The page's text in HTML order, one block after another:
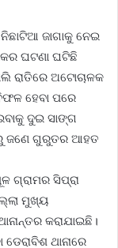
ଜାଗାକୁ ନେଇ
ଘଟଣା ଘଟିଛି
ରାତିରେ ଅଟୋଚାଳକ
ହେବା ପରେ
ଦୁଇ ସାଙ୍ଗ
ଜଣେ ଗୁରୁତର ଆହତ
ଗ୍ରାମର ସିପ୍ରା
ମୁଖ୍ୟ
କରାଯାଇଛି।
ଥାନାରେ